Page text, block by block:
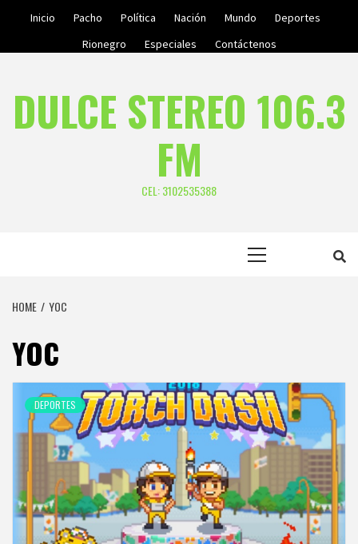
Inicio Pacho Política Nación Mundo
Deportes
Rionegro
Especiales Contáctenos
DULCE STEREO 106.3
FM
CEL: 3102535388
HOME YOC
YOC
DEPORTES